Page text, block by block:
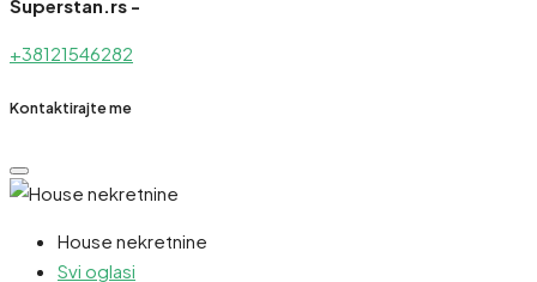
Superstan.rs -
+38121546282
Kontaktirajte me
House nekretnine
Svi oglasi